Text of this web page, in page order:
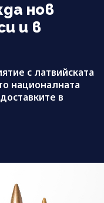
нов
и в
с латвийската
националната
в